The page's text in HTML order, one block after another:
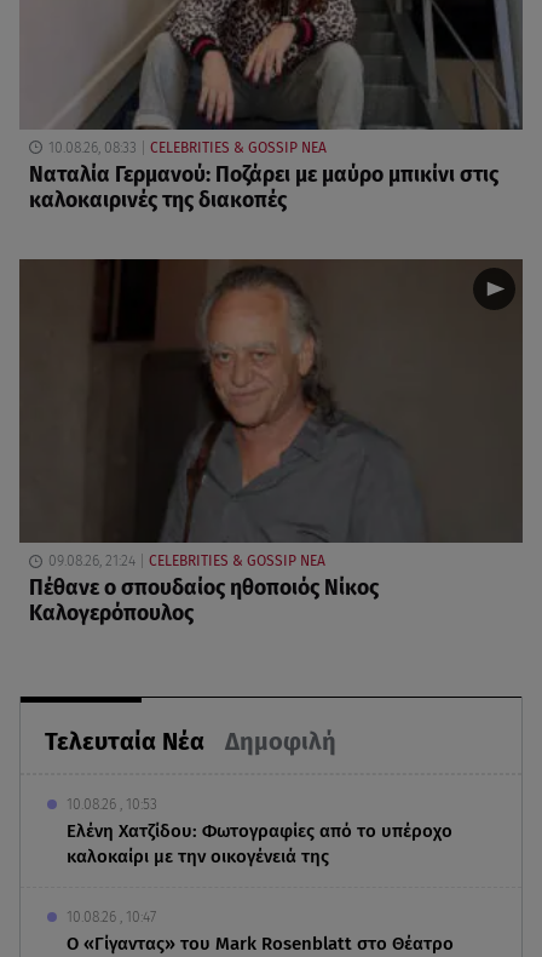
Τελευταία Νέα Δημοφιλή
10.08.26 , 10:53
Ελένη Χατζίδου: Φωτογραφίες από το υπέροχο
καλοκαίρι με την οικογένειά της
10.08.26 , 10:47
Ο «Γίγαντας» του Mark Rosenblatt στο Θέατρο
10.08.26, 08:33 CELEBRITIES & GOSSIP ΝΕΑ
Ναταλία Γερμανού: Ποζάρει με μαύρο μπικίνι στις
καλοκαιρινές της διακοπές
09.08.26, 21:24 CELEBRITIES & GOSSIP ΝΕΑ
Πέθανε ο σπουδαίος ηθοποιός Νίκος
Καλογερόπουλος